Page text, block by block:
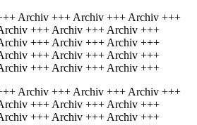
Archiv +++ Archiv +++ Archiv +++
+++ Archiv +++ Archiv +++
+++ Archiv +++ Archiv +++
+++ Archiv +++ Archiv +++
+++ Archiv +++ Archiv +++
Archiv +++ Archiv +++ Archiv +++
+++ Archiv +++ Archiv +++
+++ Archiv +++ Archiv +++